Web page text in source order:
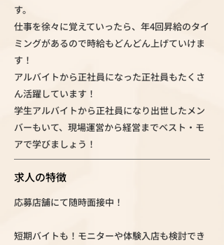
す。
仕事を徐々に覚えていったら、年4回昇給のタイ
ミングがあるので時給もどんどん上げていけま
す！
アルバイトから正社員になった正社員もたくさ
ん活躍しています！
学生アルバイトから正社員になり出世したメン
バーもいて、現場運営から経営までベスト・モ
アで学びましょう！
求人の特徴
応募店舗にて随時面接中！
短期バイトも！モニターや体験入店も検討でき